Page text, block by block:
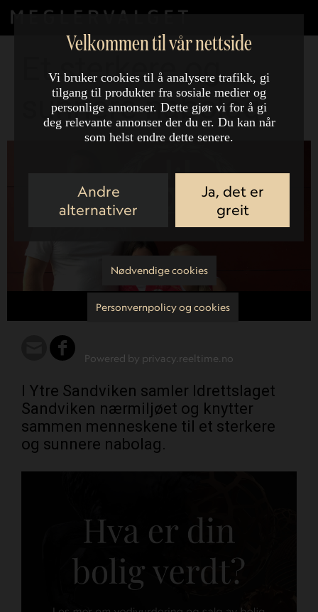
Et sterkere og
sunnere nabolag
I Ytre Sandviken samler Idrettslaget
Sandviken nærmiljøet og knytter
sammen menneskene til et sterkere
og sunnere nabolag.
Velkommen til vår nettside
Vi bruker cookies til å analysere trafikk, gi
tilgang til produkter fra sosiale medier og
personlige annonser. Dette gjør vi for å gi
deg relevante annonser der du er. Du kan når
som helst endre dette senere.
Andre
alternativer
Ja, det er
greit
Nødvendige cookies
Personvernpolicy og cookies
Powered by privacy.reeltime.no